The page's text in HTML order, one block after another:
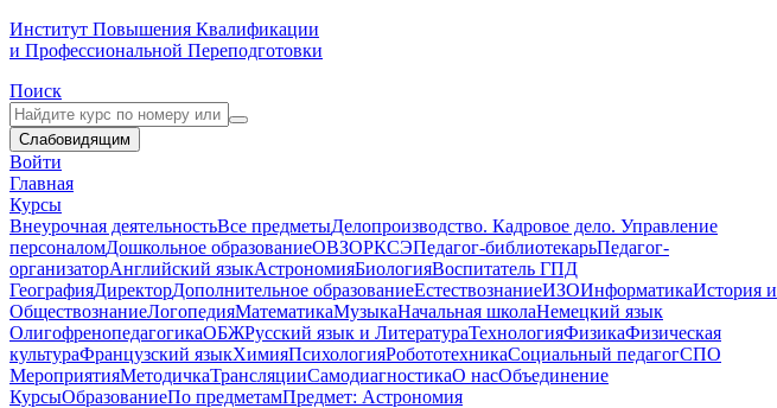
Институт Повышения Квалификации
и Профессиональной Переподготовки
Поиск
Слабовидящим
Войти
Главная
Курсы
Внеурочная деятельностьВсе предметыДелопроизводство. Кадровое дело. Управление
персоналомДошкольное образованиеОВЗОРКСЭПедагог-библиотекарьПедагог-
организаторАнглийский языкАстрономияБиологияВоспитатель ГПД
ГеографияДиректорДополнительное образованиеЕстествознаниеИЗОИнформатикаИстория и
ОбществознаниеЛогопедияМатематикаМузыкаНачальная школаНемецкий язык
ОлигофренопедагогикаОБЖРусский язык и ЛитератураТехнологияФизикаФизическая
культураФранцузский языкХимияПсихологияРобототехникаСоциальный педагогСПО
МероприятияМетодичкаТрансляцииСамодиагностикаО насОбъединение
КурсыОбразованиеПо предметамПредмет: Астрономия